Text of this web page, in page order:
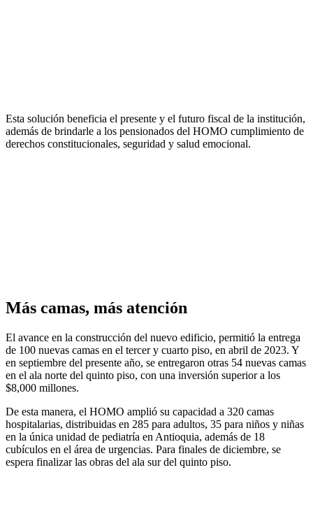
Esta solución beneficia el presente y el futuro fiscal de la institución,
además de brindarle a los pensionados del HOMO cumplimiento de
derechos constitucionales, seguridad y salud emocional.
Más camas, más atención
El avance en la construcción del nuevo edificio, permitió la entrega
de 100 nuevas camas en el tercer y cuarto piso, en abril de 2023. Y
en septiembre del presente año, se entregaron otras 54 nuevas camas
en el ala norte del quinto piso, con una inversión superior a los
$8,000 millones.
De esta manera, el HOMO amplió su capacidad a 320 camas
hospitalarias, distribuidas en 285 para adultos, 35 para niños y niñas
en la única unidad de pediatría en Antioquia, además de 18
cubículos en el área de urgencias. Para finales de diciembre, se
espera finalizar las obras del ala sur del quinto piso.